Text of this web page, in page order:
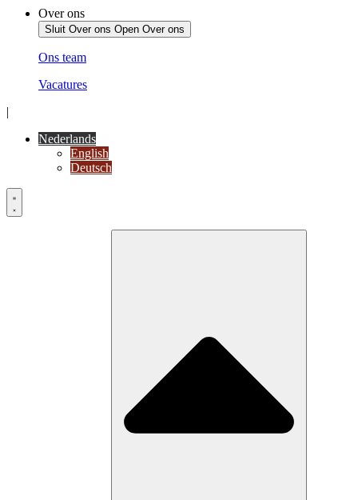
Over ons
Sluit Over ons Open Over ons
Ons team
Vacatures
|
Nederlands
English
Deutsch